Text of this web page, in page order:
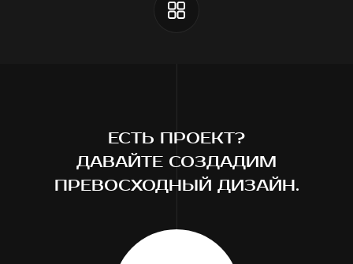
РАЗРАБОТКА
ЕСТЬ ПРОЕКТ?
ДАВАЙТЕ СОЗДАДИМ
ПРЕВОСХОДНЫЙ ДИЗАЙН.